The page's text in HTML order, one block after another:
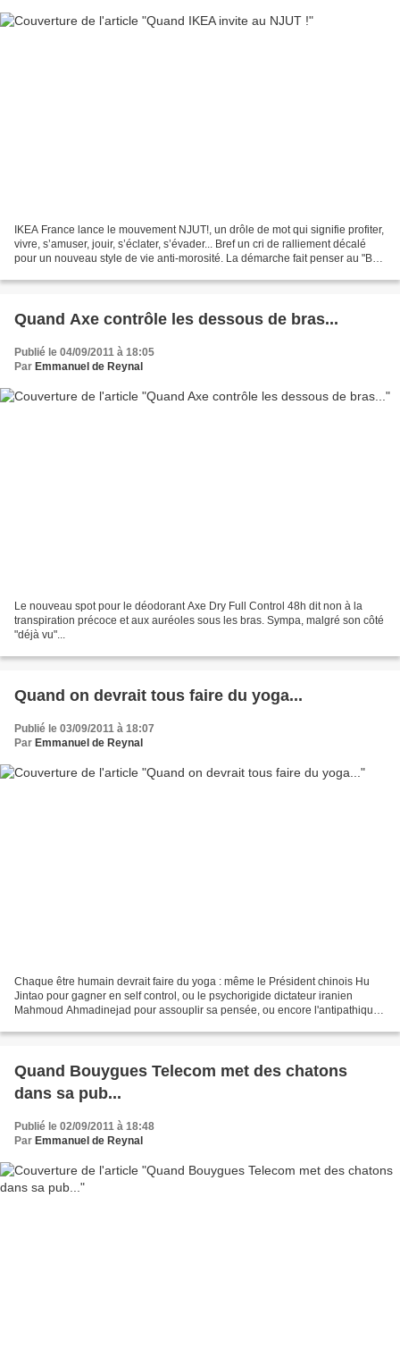
IKEA France lance le mouvement NJUT!, un drôle de mot qui signifie profiter,
vivre, s’amuser, jouir, s’éclater, s’évader... Bref un cri de ralliement décalé
pour un nouveau style de vie anti-morosité. La démarche fait penser au "Be
Quand Axe contrôle les dessous de bras...
Publié le 04/09/2011 à 18:05
Par Emmanuel de Reynal
Le nouveau spot pour le déodorant Axe Dry Full Control 48h dit non à la
transpiration précoce et aux auréoles sous les bras. Sympa, malgré son côté
"déjà vu"...
Quand on devrait tous faire du yoga...
Publié le 03/09/2011 à 18:07
Par Emmanuel de Reynal
Chaque être humain devrait faire du yoga : même le Président chinois Hu
Jintao pour gagner en self control, ou le psychorigide dictateur iranien
Mahmoud Ahmadinejad pour assouplir sa pensée, ou encore l'antipathique
Quand Bouygues Telecom met des chatons
dans sa pub...
Publié le 02/09/2011 à 18:48
Par Emmanuel de Reynal